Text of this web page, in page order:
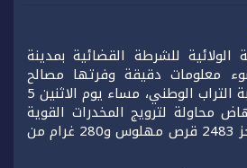
للشرطة القضائية بمدينة
معلومات دقيقة وفرتها مصالح
المديرية العامة لمراقبة التراب الوطني، مساء يوم الاثنين 5
محاولة لترويج المخدرات القوية
والمؤثرات العقلية وحجز 2483 قرص مهلوس و280 غرام من